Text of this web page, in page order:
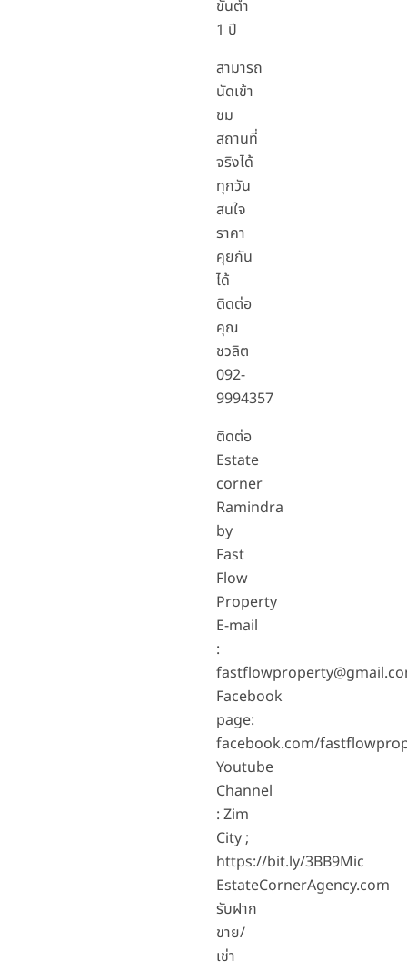
ขั้นต่ำ
1 ปี
สามารถ
นัดเข้า
ชม
สถานที่
จริงได้
ทุกวัน
สนใจ
ราคา
คุยกัน
ได้
ติดต่อ
คุณ
ชวลิต
092-
9994357
ติดต่อ
Estate
corner
Ramindra
by
Fast
Flow
Property
E-mail
:
Facebook
page:
facebook.com/
Youtube
Channel
: Zim
City ;
https://bit.ly/3BB9Mic
EstateCornerAgency.com
รับฝาก
ขาย/
เช่า